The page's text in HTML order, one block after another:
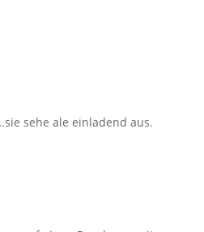
sehe ale einladend aus.